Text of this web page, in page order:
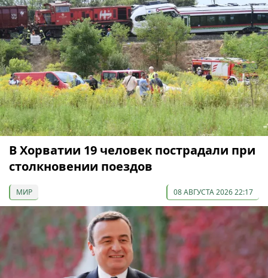
В Хорватии 19 человек пострадали при
столкновении поездов
МИР 08 АВГУСТА 2026 22:17